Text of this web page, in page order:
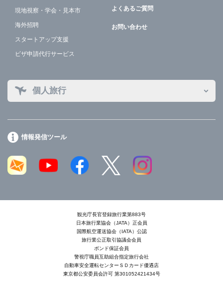
現地視察・学会・見本市
海外招聘
スタートアップ支援
ビザ申請代行サービス
よくあるご質問
お問い合わせ
個人旅行
情報発信ツール
観光庁長官登録旅行業第883号
日本旅行業協会（JATA）正会員
国際航空運送協会（IATA）公認
旅行業公正取引協議会会員
ボンド保証会員
警視庁職員互助組合指定旅行会社
自動車安全運転センターＳＤカード優遇店
東京都公安委員会許可 第301052421434号